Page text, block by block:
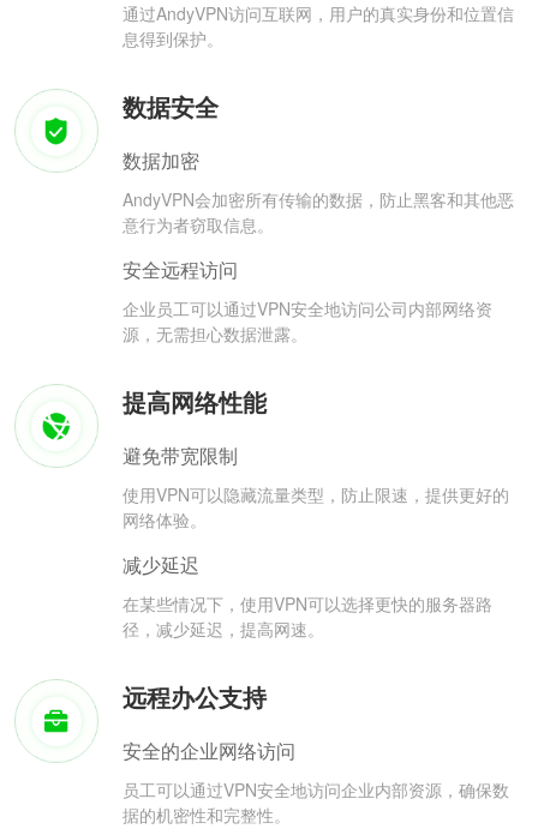
通过AndyVPN访问互联网，用户的真实身份和位置信
息得到保护。
数据安全
数据加密
AndyVPN会加密所有传输的数据，防止黑客和其他恶
意行为者窃取信息。
安全远程访问
企业员工可以通过VPN安全地访问公司内部网络资
源，无需担心数据泄露。
提高网络性能
避免带宽限制
使用VPN可以隐藏流量类型，防止限速，提供更好的
网络体验。
减少延迟
在某些情况下，使用VPN可以选择更快的服务器路
径，减少延迟，提高网速。
远程办公支持
安全的企业网络访问
员工可以通过VPN安全地访问企业内部资源，确保数
据的机密性和完整性。